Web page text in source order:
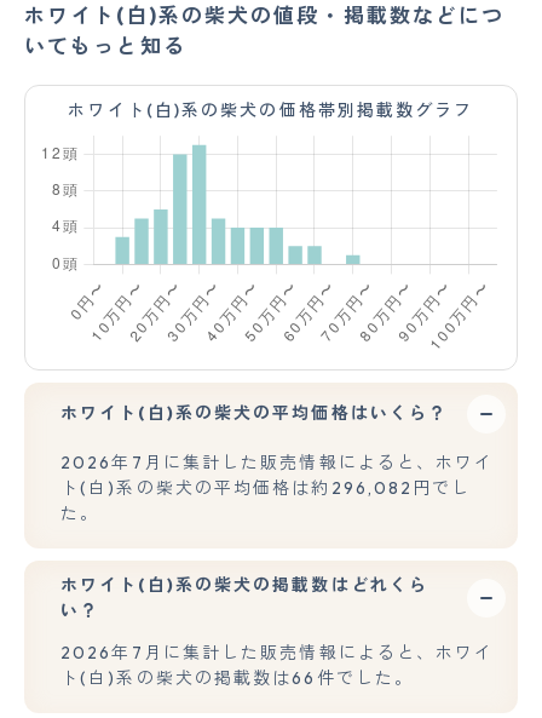
ホワイト(白)系の柴犬の値段・掲載数などにつ
いてもっと知る
ホワイト(白)系の柴犬の価格帯別掲載数グラフ
ホワイト(白)系の柴犬の平均価格はいくら？
2026年7月に集計した販売情報によると、ホワイ
ト(白)系の柴犬の平均価格は約296,082円でし
た。
ホワイト(白)系の柴犬の掲載数はどれくら
い？
2026年7月に集計した販売情報によると、ホワイ
ト(白)系の柴犬の掲載数は66件でした。